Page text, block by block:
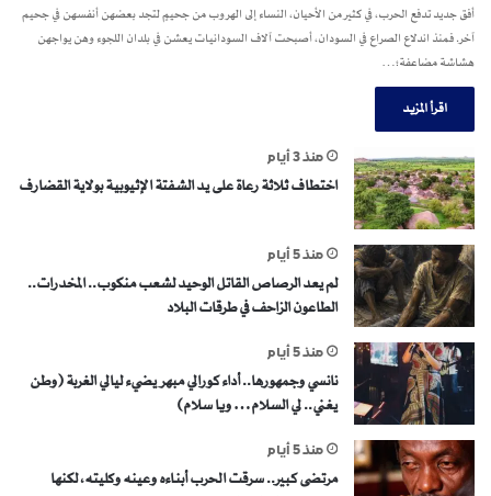
أفق جديد تدفع الحرب، في كثير من الأحيان، النساء إلى الهروب من جحيمٍ لتجد بعضهن أنفسهن في جحيم
آخر. فمنذ اندلاع الصراع في السودان، أصبحت آلاف السودانيات يعشن في بلدان اللجوء وهن يواجهن
هشاشة مضاعفة؛…
اقرأ المزيد
منذ 3 أيام
اختطاف ثلاثة رعاة على يد الشفتة الإثيوبية بولاية القضارف
منذ 5 أيام
لم يعد الرصاص القاتل الوحيد لشعب منكوب.. المخدرات..
الطاعون الزاحف في طرقات البلاد
منذ 5 أيام
نانسي وجمهورها.. أداء كورالي مبهر يضيء ليالي الغربة (وطن
يغني.. لي السلام… ويا سلام)
منذ 5 أيام
مرتضى كبير.. سرقت الحرب أبناءه وعينه وكليته، لكنها